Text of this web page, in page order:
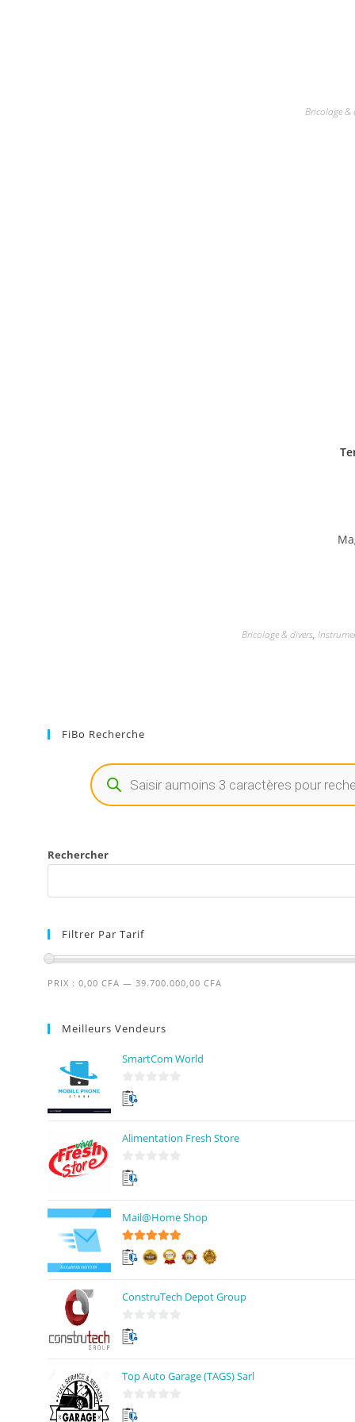
Bricolage &
Bricolage & divers,
FiBo Recherche
Rechercher
Filtrer Par Tarif
PRIX : 0,00 CFA — 39.700.000,00 CFA
Meilleurs Vendeurs
SmartCom World
0
s
r
Alimentation Fresh Store
0
s
r
5
Mail@Home Shop
5sur 5
ConstruTech Depot Group
0
s
r
Top Auto Garage (TAGS) Sarl
0